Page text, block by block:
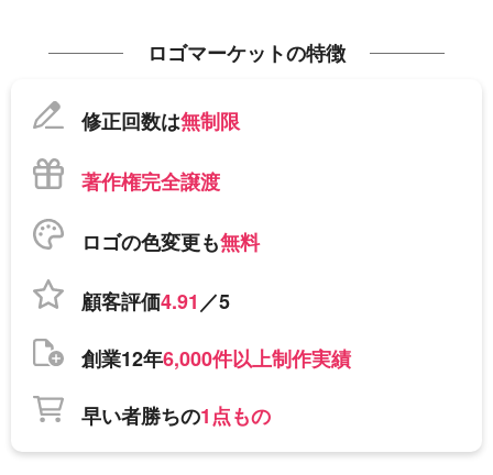
ロゴマーケットの特徴
修正回数は無制限
著作権完全譲渡
ロゴの色変更も無料
顧客評価4.91／5
創業12年6,000件以上制作実績
早い者勝ちの1点もの